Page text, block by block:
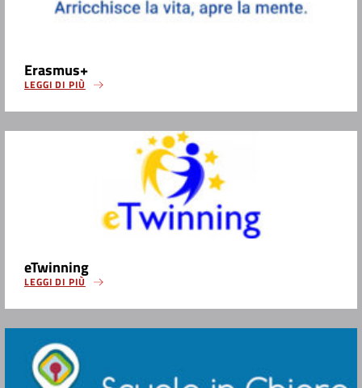
Erasmus+
LEGGI DI PIÙ
eTwinning
LEGGI DI PIÙ